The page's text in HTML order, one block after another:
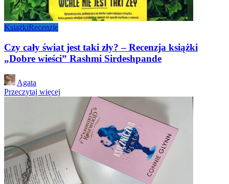
KsiążkiRecenzje
Czy cały świat jest taki zły? – Recenzja książki
„Dobre wieści” Rashmi Sirdeshpande
Posted
by
Agata
Przeczytaj więcej